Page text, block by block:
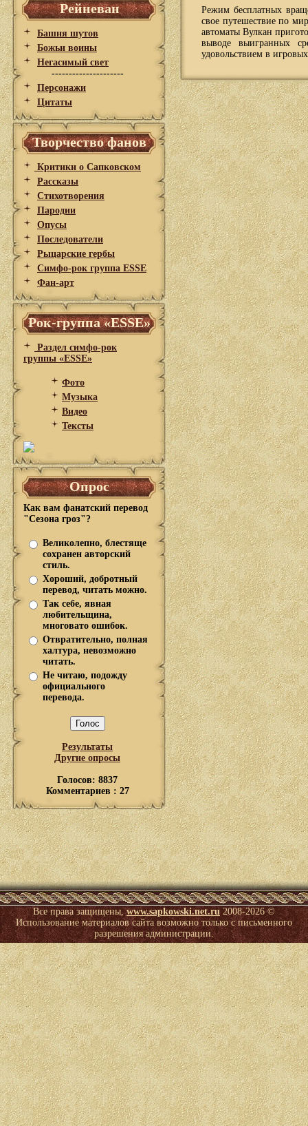
Рейневан
Башня шутов
Божьи воины
Негасимый свет
---------------------
Персонажи
Цитаты
Творчество фанов
Критики о Сапковском
Рассказы
Стихотворения
Пародии
Опусы
Последователи
Рыцарские гербы
Симфо-рок группа ESSE
Фан-арт
Рок-группа «ESSE»
Раздел симфо-рок
группы «ESSE»
Фото
Музыка
Видео
Тексты
Опрос
Как вам фанатский перевод
"Сезона гроз"?
Великолепно, блестяще
сохранен авторский
стиль.
Хороший, добротный
перевод, читать можно.
Так себе, явная
любительщина,
многовато ошибок.
Отвратительно, полная
халтура, невозможно
читать.
Не читаю, подожду
официального
перевода.
Результаты
Другие опросы
Голосов: 8837
Комментариев : 27
Режим бесплатных
свое путешествие по
автоматы Вулкан
выводе выигранных
удовольствием в
Все права защищены,www.sapkowski.net.ru2008-2026 ©
Использование материалов сайта возможно только с письменного
разрешения администрации.